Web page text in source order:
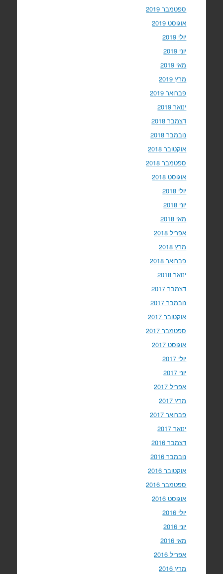
ספטמבר 2019
אוגוסט 2019
יולי 2019
יוני 2019
מאי 2019
מרץ 2019
פברואר 2019
ינואר 2019
דצמבר 2018
נובמבר 2018
אוקטובר 2018
ספטמבר 2018
אוגוסט 2018
יולי 2018
יוני 2018
מאי 2018
אפריל 2018
מרץ 2018
פברואר 2018
ינואר 2018
דצמבר 2017
נובמבר 2017
אוקטובר 2017
ספטמבר 2017
אוגוסט 2017
יולי 2017
יוני 2017
אפריל 2017
מרץ 2017
פברואר 2017
ינואר 2017
דצמבר 2016
נובמבר 2016
אוקטובר 2016
ספטמבר 2016
אוגוסט 2016
יולי 2016
יוני 2016
מאי 2016
אפריל 2016
מרץ 2016